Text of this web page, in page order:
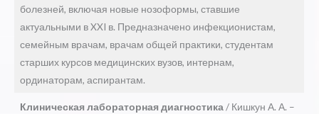
болезней, включая новые нозоформы, ставшие
актуальными в XXI в. Предназначено инфекционистам,
семейным врачам, врачам общей практики, студентам
старших курсов медицинских вузов, интернам,
ординаторам, аспирантам.
Клиническая лабораторная диагностика/ Кишкун А. А. –